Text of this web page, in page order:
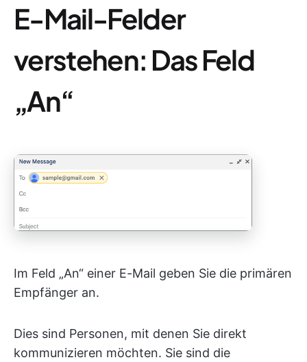
E-Mail-Felder
verstehen: Das Feld
„An“
Im Feld „An“ einer E-Mail geben Sie die primären
Empfänger an.
Dies sind Personen, mit denen Sie direkt
kommunizieren möchten. Sie sind die